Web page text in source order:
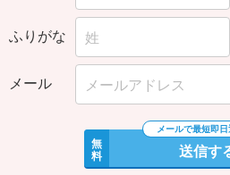
ふりがな
メール
無
料 送信す